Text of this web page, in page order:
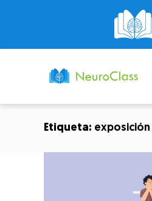
Etiqueta: